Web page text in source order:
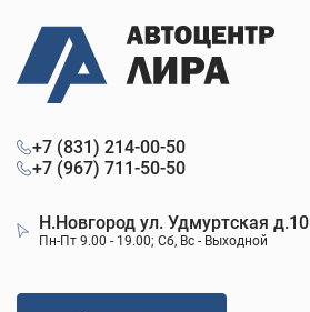
+7 (831) 214-00-50
+7 (967) 711-50-50
Н.Новгород ул. Удмуртская д.10
Пн-Пт 9.00 - 19.00; Сб, Вс - Выходной